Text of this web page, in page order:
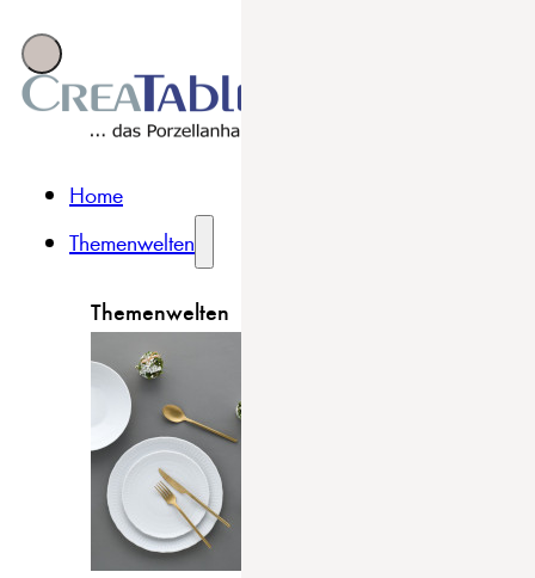
Home
Themenwelten
Themenwelten